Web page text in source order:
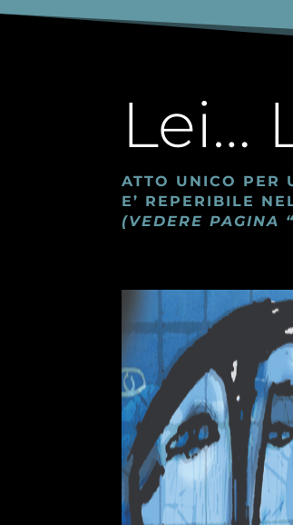
Lei…
ATTO UNICO PER
E’ REPERIBILE
(VEDERE PAGINA